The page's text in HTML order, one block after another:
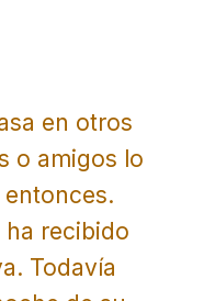
en otros
o amigos lo
recibido
Todavía